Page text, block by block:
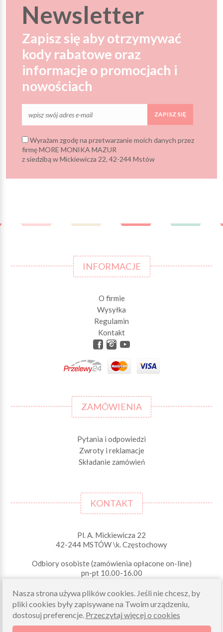
Newsletter
Zapisz się aby otrzymywać
kody rabatowe oraz
informacje o promocjach i
nowościach
ZAPISZ SIĘ
Wyrażam zgodę na przetwarzanie moich danych przez
firmę MORE MONIKA MAZUR
z siedzibą w Mickiewicza 22, 42-244 Mstów
INFORMACJE
O firmie
Wysyłka
Regulamin
Kontakt
ZAMÓWIENIA
Pytania i odpowiedzi
Zwroty i reklamacje
Składanie zamówień
KONTAKT
Pl. A. Mickiewicza 22
42-244 MSTÓW \k. Częstochowy
Odbiory osobiste (zamówienia opłacone on-line)
pn-pt 10.00-16.00
+48 34 506 50 60
+48 34 506 50 70
NIP 573 262 56 01
Nasza strona używa plików cookies. Jeśli nie chcesz, by
pliki cookies były zapisywane na Twoim urządzeniu,
dostosuj preferencje. Przeczytaj więcej o cookies